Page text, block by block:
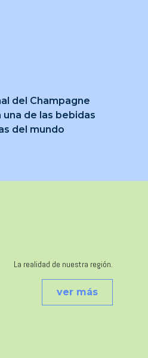
del Champagne
de las bebidas
del mundo
La realidad de nuestra región.
ver más